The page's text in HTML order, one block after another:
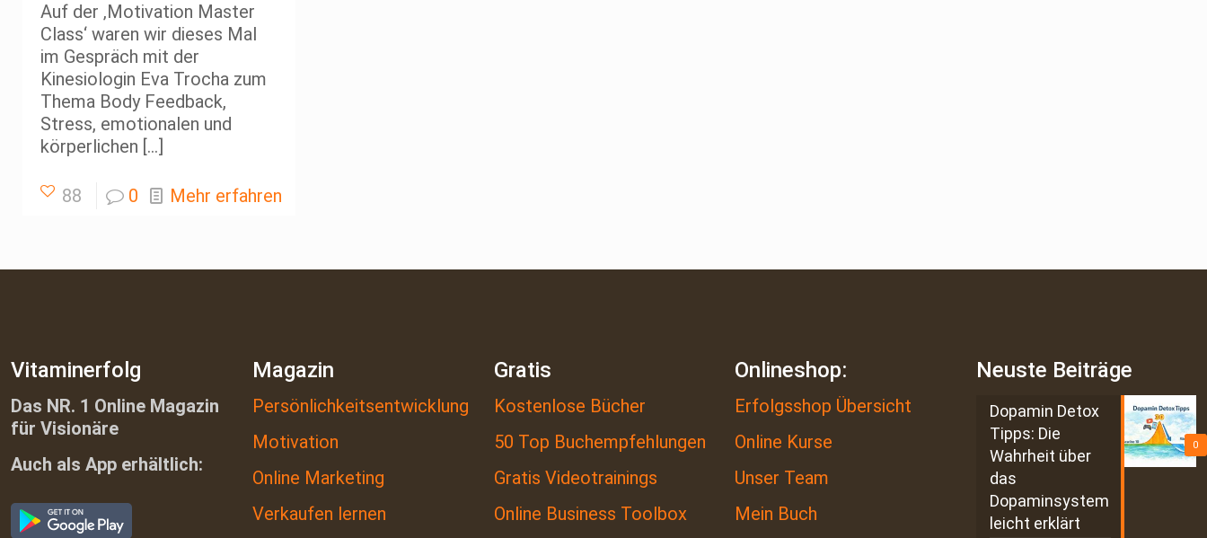
Auf der ‚Motivation Master
Class‘ waren wir dieses Mal
im Gespräch mit der
Kinesiologin Eva Trocha zum
Thema Body Feedback,
Stress, emotionalen und
körperlichen […]
88 0 Mehr erfahren
Vitaminerfolg
Das NR. 1 Online Magazin
für Visionäre
Auch als App erhältlich:
Magazin
Persönlichkeitsentwicklung
Motivation
Online Marketing
Verkaufen lernen
Gratis
Kostenlose Bücher
50 Top Buchempfehlungen
Gratis Videotrainings
Online Business Toolbox
Onlineshop:
Erfolgsshop Übersicht
Online Kurse
Unser Team
Mein Buch
Neuste Beiträge
0
Dopamin Detox
Tipps: Die
Wahrheit über
das
Dopaminsystem
leicht erklärt